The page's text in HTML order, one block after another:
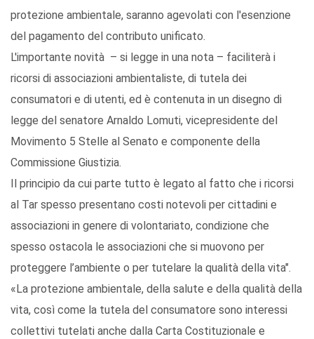
protezione ambientale, saranno agevolati con l'esenzione
del pagamento del contributo unificato.
L'importante novità – si legge in una nota – faciliterà i
ricorsi di associazioni ambientaliste, di tutela dei
consumatori e di utenti, ed è contenuta in un disegno di
legge del senatore Arnaldo Lomuti, vicepresidente del
Movimento 5 Stelle al Senato e componente della
Commissione Giustizia.
Il principio da cui parte tutto è legato al fatto che i ricorsi
al Tar spesso presentano costi notevoli per cittadini e
associazioni in genere di volontariato, condizione che
spesso ostacola le associazioni che si muovono per
proteggere l’ambiente o per tutelare la qualità della vita".
«La protezione ambientale, della salute e della qualità della
vita, così come la tutela del consumatore sono interessi
collettivi tutelati anche dalla Carta Costituzionale e